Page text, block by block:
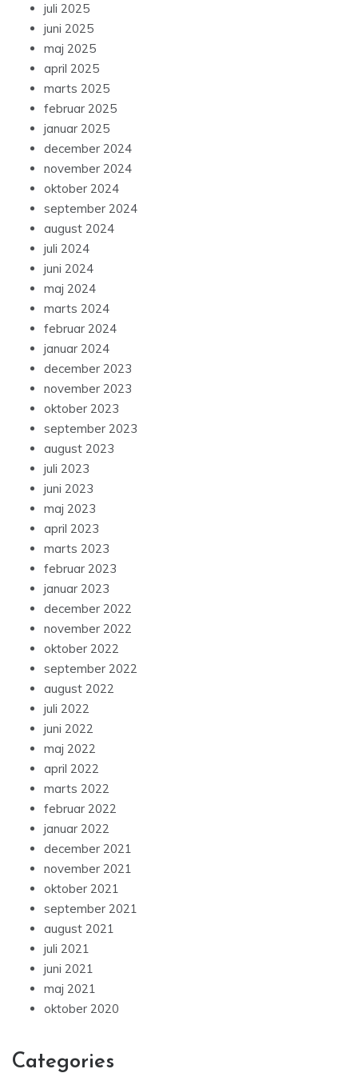
juli 2025
juni 2025
maj 2025
april 2025
marts 2025
februar 2025
januar 2025
december 2024
november 2024
oktober 2024
september 2024
august 2024
juli 2024
juni 2024
maj 2024
marts 2024
februar 2024
januar 2024
december 2023
november 2023
oktober 2023
september 2023
august 2023
juli 2023
juni 2023
maj 2023
april 2023
marts 2023
februar 2023
januar 2023
december 2022
november 2022
oktober 2022
september 2022
august 2022
juli 2022
juni 2022
maj 2022
april 2022
marts 2022
februar 2022
januar 2022
december 2021
november 2021
oktober 2021
september 2021
august 2021
juli 2021
juni 2021
maj 2021
oktober 2020
Categories